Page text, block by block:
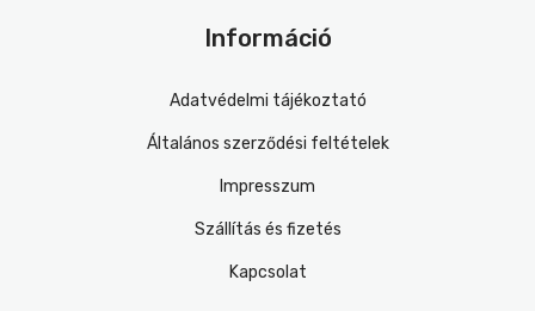
Információ
Adatvédelmi tájékoztató
Általános szerződési feltételek
Impresszum
Szállítás és fizetés
Kapcsolat